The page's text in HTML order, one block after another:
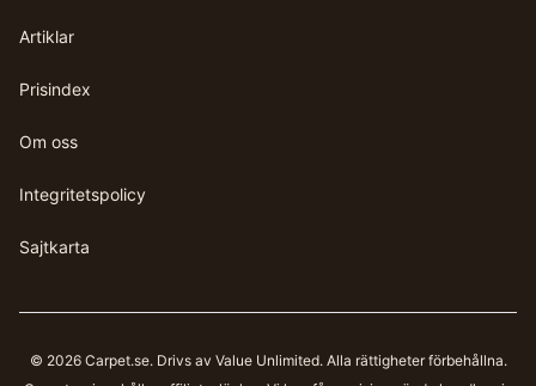
Artiklar
Prisindex
Om oss
Integritetspolicy
Sajtkarta
© 2026 Carpet.se. Drivs av Value Unlimited. Alla rättigheter förbehållna.